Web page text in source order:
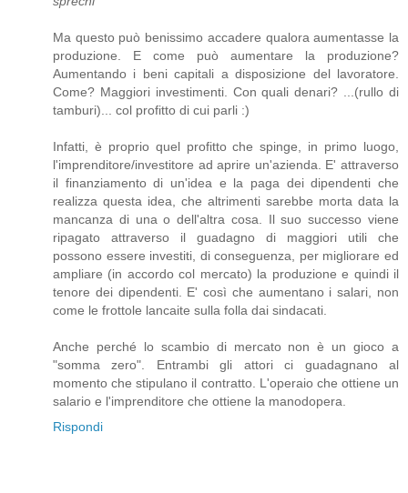
Ma questo può benissimo accadere qualora aumentasse la
produzione. E come può aumentare la produzione?
Aumentando i beni capitali a disposizione del lavoratore.
Come? Maggiori investimenti. Con quali denari? ...(rullo di
tamburi)... col profitto di cui parli :)
Infatti, è proprio quel profitto che spinge, in primo luogo,
l'imprenditore/investitore ad aprire un'azienda. E' attraverso
il finanziamento di un'idea e la paga dei dipendenti che
realizza questa idea, che altrimenti sarebbe morta data la
mancanza di una o dell'altra cosa. Il suo successo viene
ripagato attraverso il guadagno di maggiori utili che
possono essere investiti, di conseguenza, per migliorare ed
ampliare (in accordo col mercato) la produzione e quindi il
tenore dei dipendenti. E' così che aumentano i salari, non
come le frottole lancaite sulla folla dai sindacati.
Anche perché lo scambio di mercato non è un gioco a
"somma zero". Entrambi gli attori ci guadagnano al
momento che stipulano il contratto. L'operaio che ottiene un
salario e l'imprenditore che ottiene la manodopera.
Rispondi